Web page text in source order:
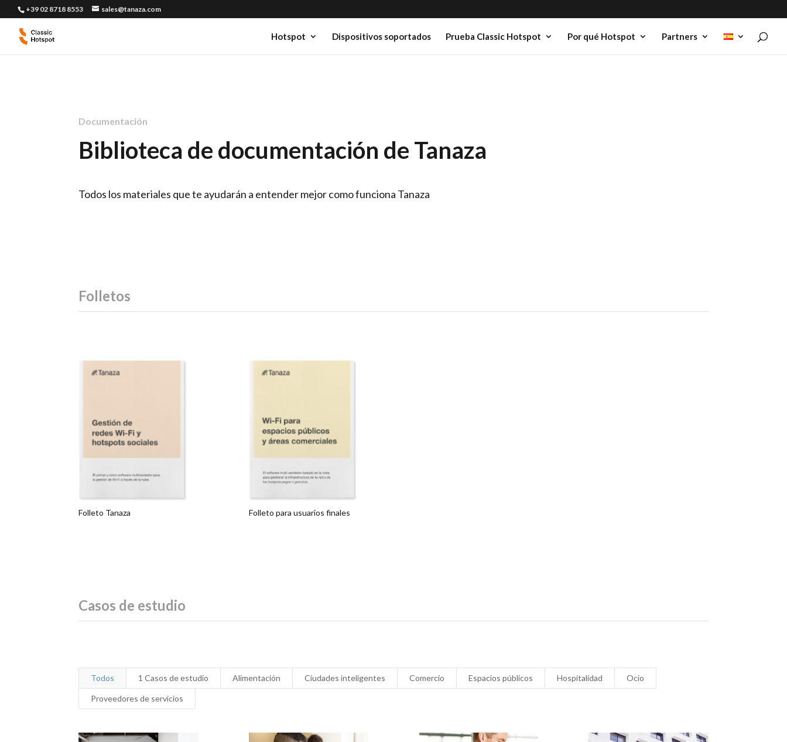
+39 02 8718 8553 sales@tanaza.com
Hotspot Dispositivos soportados Prueba Classic Hotspot Por qué Hotspot Partners
Documentación
Biblioteca de documentación de Tanaza
Todos los materiales que te ayudarán a entender mejor como funciona Tanaza
Folletos
Folleto Tanaza Folleto para usuarios finales
Casos de estudio
Todos 1 Casos de estudio Alimentación Ciudades inteligentes Comercio Espacios públicos Hospitalidad Ocio
Proveedores de servicios